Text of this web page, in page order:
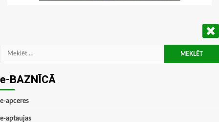
Meklēt:
e-BAZNĪCĀ
e-apceres
e-aptaujas